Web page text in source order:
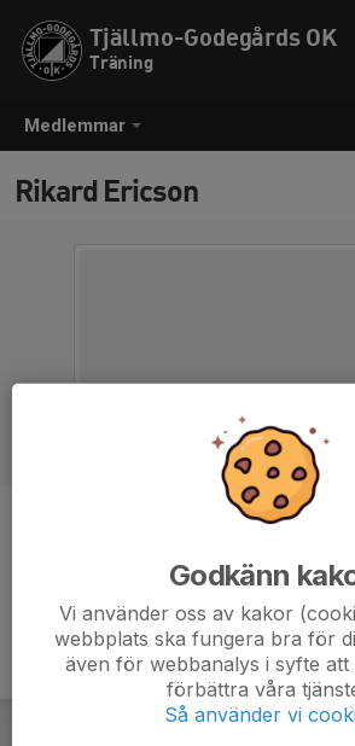
Medlemmar
Tjällmo-Godegårds OK
Träning
Rikard Ericson
Godkänn
Vi använder oss av kakor
webbplats ska fungera bra för
även för webbanalys i syfte att
förbättra våra
Så använder vi